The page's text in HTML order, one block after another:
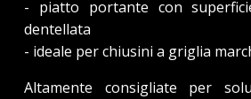
- piatto portante con
dentellata
- ideale per chiusini a griglia
Altamente consigliate per